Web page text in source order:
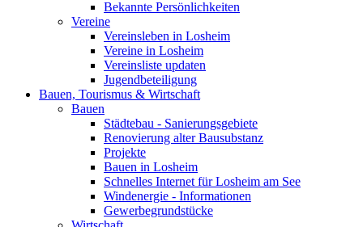
Bekannte Persönlichkeiten
Vereine
Vereinsleben in Losheim
Vereine in Losheim
Vereinsliste updaten
Jugendbeteiligung
Bauen, Tourismus & Wirtschaft
Bauen
Städtebau - Sanierungsgebiete
Renovierung alter Bausubstanz
Projekte
Bauen in Losheim
Schnelles Internet für Losheim am See
Windenergie - Informationen
Gewerbegrundstücke